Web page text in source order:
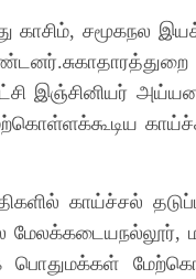
காசிம்,சமூகநல
.
இஞ்சினியர்
காய்ச்சல்
மேலக்கடையநல்லூர்,
பொதுமக்கள்